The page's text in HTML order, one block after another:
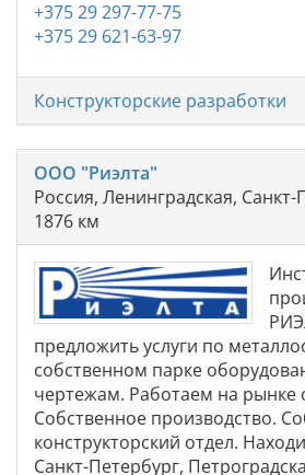
+375 29 297-77-75
+375 29 621-63-97
Конструкторские разработки
ООО "Риэлта"
Россия, Ленинградская, Санкт-
1876 км
предложить услуги по
собственном парке
чертежам. Работаем на рынке
Собственное производство.
конструкторский отдел.
Санкт-Петербург,